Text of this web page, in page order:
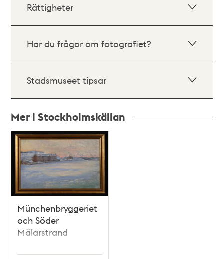
Rättigheter
Har du frågor om fotografiet?
Stadsmuseet tipsar
Mer i Stockholmskällan
Relaterade
poster
och
teman
Münchenbryggeriet
och Söder
Mälarstrand